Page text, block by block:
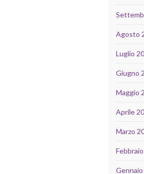
Agosto
Luglio
Giugno
Maggio
Aprile
Marzo